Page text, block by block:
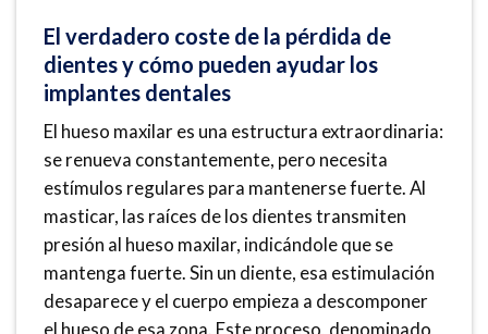
El verdadero coste de la pérdida de
dientes y cómo pueden ayudar los
implantes dentales
El hueso maxilar es una estructura extraordinaria:
se renueva constantemente, pero necesita
estímulos regulares para mantenerse fuerte. Al
masticar, las raíces de los dientes transmiten
presión al hueso maxilar, indicándole que se
mantenga fuerte. Sin un diente, esa estimulación
desaparece y el cuerpo empieza a descomponer
el hueso de esa zona. Este proceso, denominado